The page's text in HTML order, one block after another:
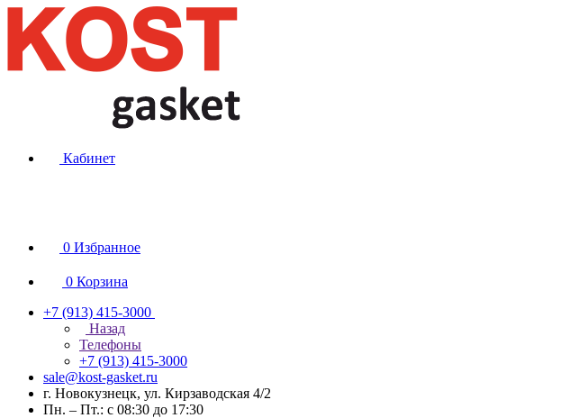
Кабинет
0 Избранное
0 Корзина
+7 (913) 415-3000
Назад
Телефоны
+7 (913) 415-3000
sale@kost-gasket.ru
г. Новокузнецк, ул. Кирзаводская 4/2
Пн. – Пт.: с 08:30 до 17:30